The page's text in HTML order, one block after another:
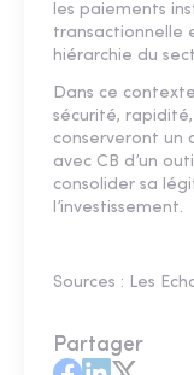
les paiements
transactionnelle
hiérarchie du
Dans ce
sécurité,
conserveront un
avec CB d’un
consolider sa
l’investissement.
Sources : Les
Partager